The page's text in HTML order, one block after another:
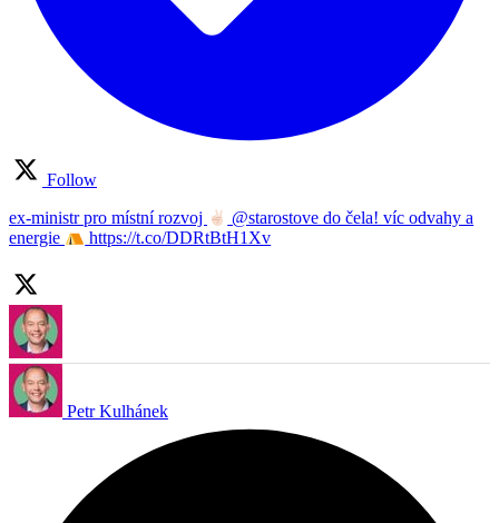
Follow
ex-ministr pro místní rozvoj
@starostove do čela! víc odvahy a
energie
https://t.co/DDRtBtH1Xv
Petr Kulhánek